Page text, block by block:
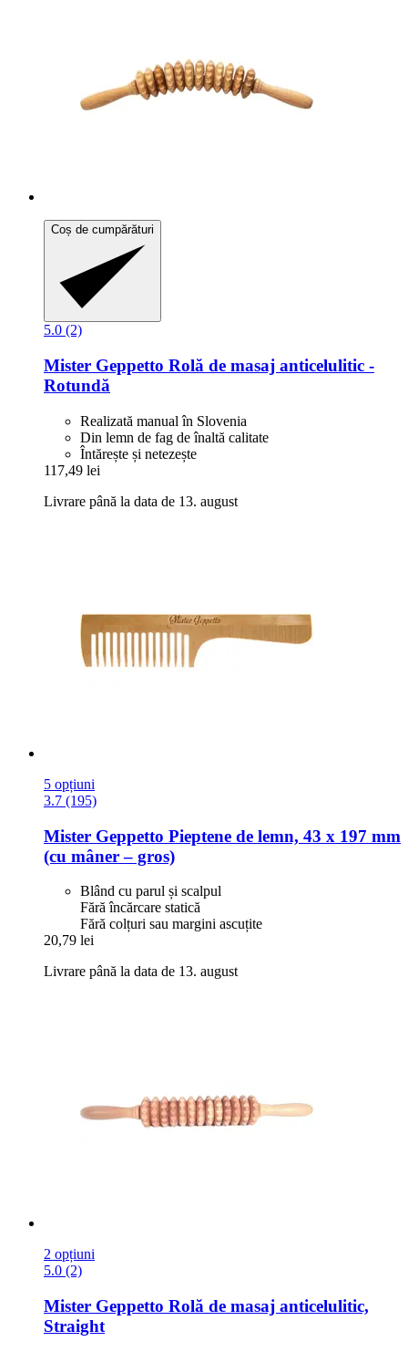
Coș de cumpărături
5.0 (2)
Mister Geppetto Rolă de masaj anticelulitic -​
Rotundă
Realizată manual în Slovenia
Din lemn de fag de înaltă calitate
Întărește și netezește
117,49 lei
Livrare până la data de 13. august
5 opțiuni
3.7 (195)
Mister Geppetto Pieptene de lemn, 43 x 197 mm
(cu mâner – gros)
Blând cu parul și scalpul
Fără încărcare statică
Fără colțuri sau margini ascuțite
20,79 lei
Livrare până la data de 13. august
2 opțiuni
5.0 (2)
Mister Geppetto Rolă de masaj anticelulitic,
Straight